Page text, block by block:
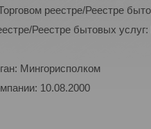
реестре/Реестре
Реестре бытовых
Мингорисполком
10.08.2000